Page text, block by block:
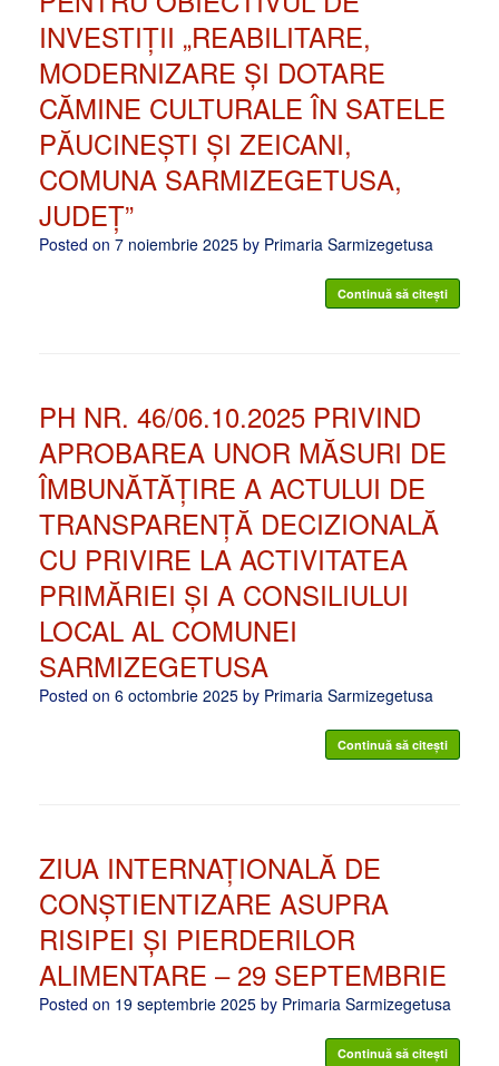
INVESTIȚII „REABILITARE,
MODERNIZARE ȘI DOTARE
CĂMINE CULTURALE ÎN SATELE
PĂUCINEȘTI ȘI ZEICANI,
COMUNA SARMIZEGETUSA,
JUDEȚ”
Posted on 7 noiembrie 2025 by Primaria Sarmizegetusa
Continuă să citești
PH NR. 46/06.10.2025 PRIVIND
APROBAREA UNOR MĂSURI DE
ÎMBUNĂTĂȚIRE A ACTULUI DE
TRANSPARENȚĂ DECIZIONALĂ
CU PRIVIRE LA ACTIVITATEA
PRIMĂRIEI ȘI A CONSILIULUI
LOCAL AL COMUNEI
SARMIZEGETUSA
Posted on 6 octombrie 2025 by Primaria Sarmizegetusa
Continuă să citești
ZIUA INTERNAȚIONALĂ DE
CONȘTIENTIZARE ASUPRA
RISIPEI ȘI PIERDERILOR
ALIMENTARE – 29 SEPTEMBRIE
Posted on 19 septembrie 2025 by Primaria Sarmizegetusa
Continuă să citești